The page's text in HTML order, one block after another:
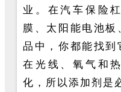
业。在汽车保险
膜、太阳能电池
品中，你都能找到
在光线、氧气和
化，所以添加剂是